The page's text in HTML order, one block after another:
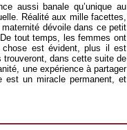
aussi banale qu’unique au
Réalité aux mille facettes,
dévoile dans ce petit
tout temps, les femmes ont
est évident, plus il est
trouveront, dans cette suite de
une expérience à partager
un miracle permanent, et